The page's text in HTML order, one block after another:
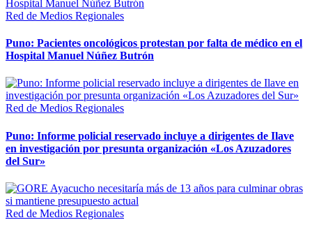
Red de Medios Regionales
Puno: Pacientes oncológicos protestan por falta de médico en el
Hospital Manuel Núñez Butrón
Red de Medios Regionales
Puno: Informe policial reservado incluye a dirigentes de Ilave
en investigación por presunta organización «Los Azuzadores
del Sur»
Red de Medios Regionales